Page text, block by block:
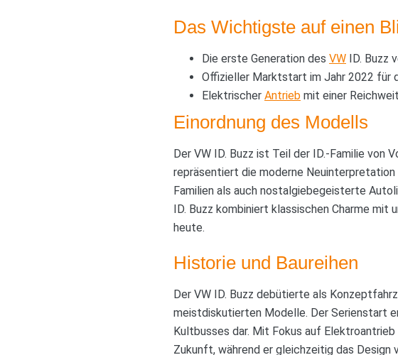
Das Wichtigste auf einen
Die erste Generation des VW ID. Buzz
Offizieller Marktstart im Jahr 2022 für
Elektrischer Antrieb mit einer
Einordnung des Modells
Der VW ID. Buzz ist Teil der ID.-Familie
repräsentiert die moderne Neuinterpretation
Familien als auch nostalgiebegeisterte
ID. Buzz kombiniert klassischen Charme
heute.
Historie und Baureihen
Der VW ID. Buzz debütierte als
meistdiskutierten Modelle. Der Serienstart
Kultbusses dar. Mit Fokus auf
Zukunft, während er gleichzeitig das Design